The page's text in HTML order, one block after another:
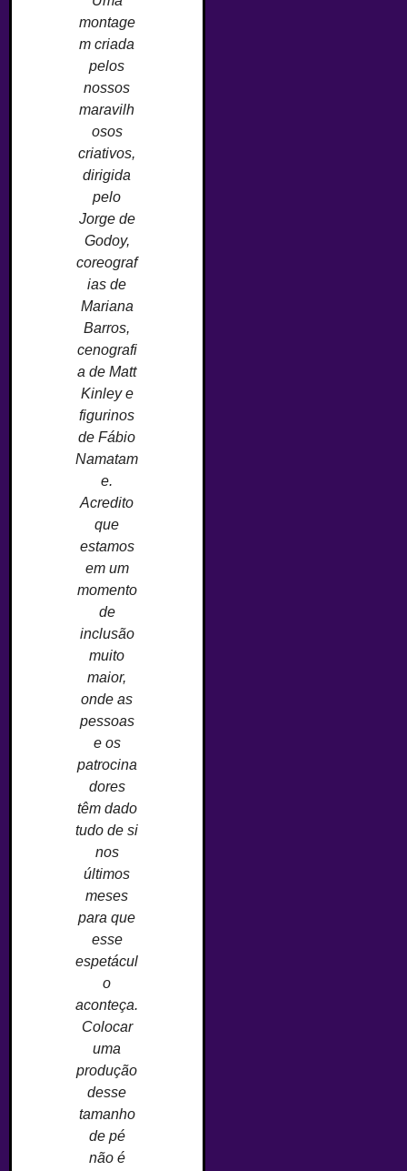
montage
m criada
pelos
nossos
maravilh
osos
criativos,
dirigida
pelo
Jorge de
Godoy,
coreograf
ias de
Mariana
Barros,
cenografi
a de Matt
Kinley e
figurinos
de Fábio
Namatam
e.
Acredito
que
estamos
em um
momento
de
inclusão
muito
maior,
onde as
pessoas
e os
patrocina
dores
têm dado
tudo de si
nos
últimos
meses
para que
esse
espetácul
o
aconteça.
Colocar
uma
produção
desse
tamanho
de pé
não é